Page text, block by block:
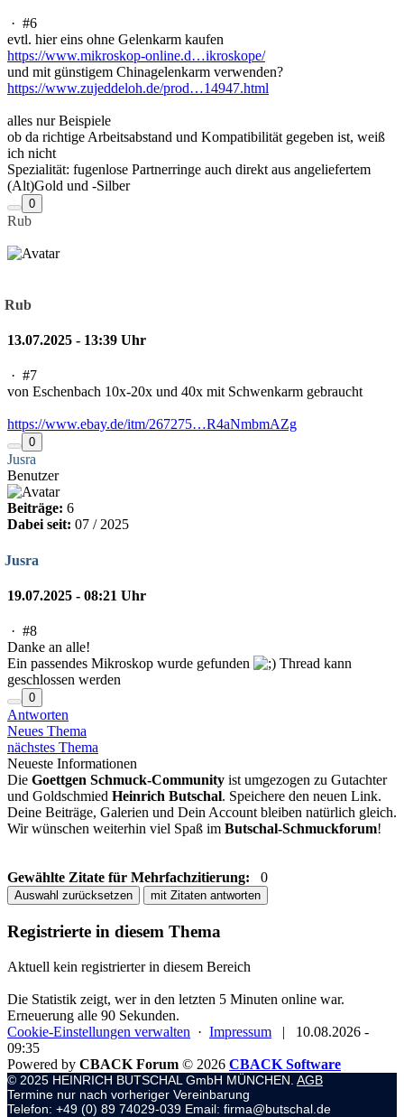
· #6
evtl. hier eins ohne Gelenkarm kaufen
https://www.mikroskop-online.d…ikroskope/
und mit günstigem Chinagelenkarm verwenden?
https://www.zujeddeloh.de/prod…14947.html
alles nur Beispiele
ob da richtige Arbeitsabstand und Kompatibilität gegeben ist, weiß
ich nicht
Spezialität: fugenlose Partnerringe auch direkt aus angeliefertem
(Alt)Gold und -Silber
0
Rub
Rub
13.07.2025 - 13:39 Uhr
· #7
von Eschenbach 10x-20x und 40x mit Schwenkarm gebraucht
https://www.ebay.de/itm/267275…R4aNmbmAZg
0
Jusra
Benutzer
Beiträge: 6
Dabei seit: 07 / 2025
Jusra
19.07.2025 - 08:21 Uhr
· #8
Danke an alle!
Ein passendes Mikroskop wurde gefunden
Thread kann
geschlossen werden
0
Antworten
Neues Thema
nächstes Thema
Neueste Informationen
Die Goettgen Schmuck-Community ist umgezogen zu Gutachter
und Goldschmied Heinrich Butschal. Speichere den neuen Link.
Deine Beiträge, Galerien und Dein Account bleiben natürlich gleich.
Wir wünschen weiterhin viel Spaß im Butschal-Schmuckforum!
Gewählte Zitate für Mehrfachzitierung: 0
Auswahl zurücksetzen mit Zitaten antworten
Registrierte in diesem Thema
Aktuell kein registrierter in diesem Bereich
Die Statistik zeigt, wer in den letzten 5 Minuten online war.
Erneuerung alle 90 Sekunden.
Cookie-Einstellungen verwalten · Impressum |
10.08.2026 -
09:35
Powered by CBACK Forum © 2026 CBACK Software
© 2025 HEINRICH BUTSCHAL GmbH MÜNCHEN. AGB
Termine nur nach vorheriger Vereinbarung
Telefon: +49 (0) 89 74029-039 Email: firma@butschal.de